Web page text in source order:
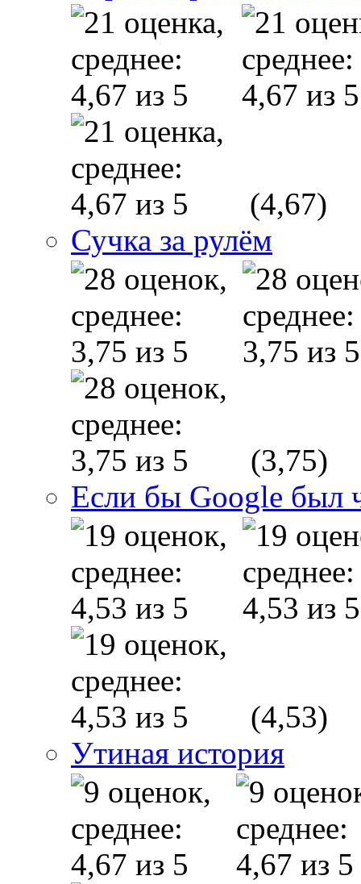
(4,67)
Сучка за рулём
(3,75)
Если бы Google был
(4,53)
Утиная история